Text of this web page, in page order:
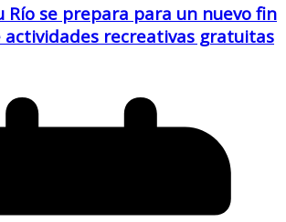
Río se prepara para un nuevo fin
actividades recreativas gratuitas